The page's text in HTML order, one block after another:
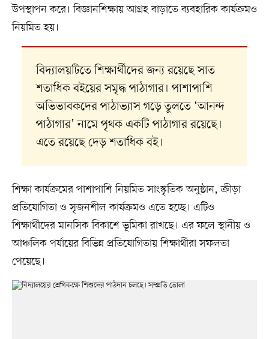
উপস্থাপন করে। বিজ্ঞানশিক্ষায় আগ্রহ বাড়াতে ব্যবহারিক কার্যক্রমও
নিয়মিত হয়।
বিদ্যালয়টিতে শিক্ষার্থীদের জন্য রয়েছে সাত
শতাধিক বইয়ের সমৃদ্ধ পাঠাগার। পাশাপাশি
অভিভাবকদের পাঠাভ্যাস গড়ে তুলতে ‘আনন্দ
পাঠাগার’ নামে পৃথক একটি পাঠাগার রয়েছে।
এতে রয়েছে দেড় শতাধিক বই।
শিক্ষা কার্যক্রমের পাশাপাশি নিয়মিত সাংস্কৃতিক অনুষ্ঠান, ক্রীড়া
প্রতিযোগিতা ও সৃজনশীল কার্যক্রমও এতে হচ্ছে। এটিও
শিক্ষার্থীদের মানসিক বিকাশে ভূমিকা রাখছে। এর ফলে স্থানীয় ও
আঞ্চলিক পর্যায়ের বিভিন্ন প্রতিযোগিতায় শিক্ষার্থীরা সফলতা
পেয়েছে।